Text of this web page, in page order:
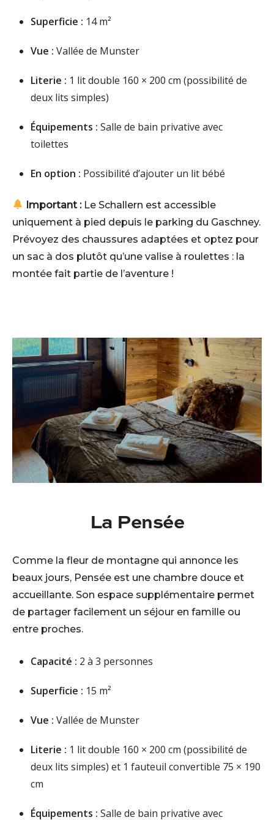
Superficie : 14 m²
Vue : Vallée de Munster
Literie : 1 lit double 160 × 200 cm (possibilité de
deux lits simples)
Équipements : Salle de bain privative avec
toilettes
En option : Possibilité d’ajouter un lit bébé
Important :Le Schallern est accessible
uniquement à pied depuis le parking du Gaschney.
Prévoyez des chaussures adaptées et optez pour
un sac à dos plutôt qu’une valise à roulettes : la
montée fait partie de l’aventure !
La Pensée
Comme la fleur de montagne qui annonce les
beaux jours, Pensée est une chambre douce et
accueillante. Son espace supplémentaire permet
de partager facilement un séjour en famille ou
entre proches.
Capacité : 2 à 3 personnes
Superficie : 15 m²
Vue : Vallée de Munster
Literie : 1 lit double 160 × 200 cm (possibilité de
deux lits simples) et 1 fauteuil convertible 75 × 190
cm
Équipements : Salle de bain privative avec